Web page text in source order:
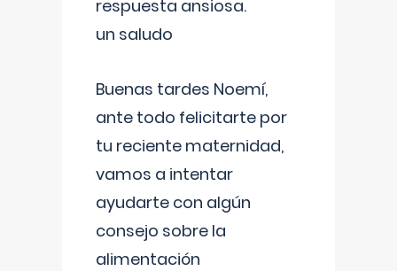
respuesta ansiosa.
un saludo
Buenas tardes Noemí,
ante todo felicitarte por
tu reciente maternidad,
vamos a intentar
ayudarte con algún
consejo sobre la
alimentación